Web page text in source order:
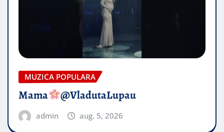
MUZICA POPULARA
Mama @VladutaLupau
admin aug. 5, 2026